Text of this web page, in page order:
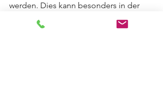
werden. Dies kann besonders in der
Landwirtschaft nützlich sein, wo Sie
Wasser und flüssige Zusätze mischen